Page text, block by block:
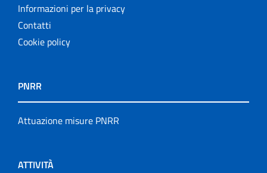
Informazioni per la privacy
Contatti
Cookie policy
PNRR
Attuazione misure PNRR
ATTIVITÀ